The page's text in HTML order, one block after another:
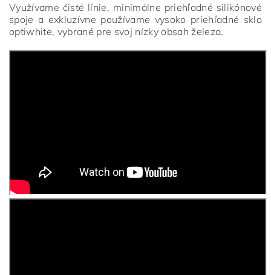
Využívame čisté línie, minimálne priehľadné silikónové
spoje a exkluzívne používame vysoko priehľadné sklo
optiwhite, vybrané pre svoj nízky obsah železa.